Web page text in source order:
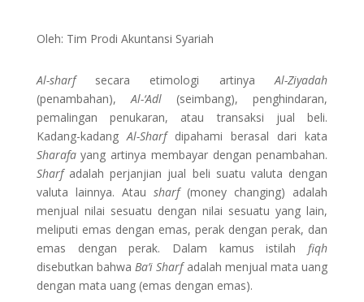
Oleh: Tim Prodi Akuntansi Syariah
Al-sharfsecara etimologi artinyaAl-Ziyadah
(penambahan),Al-‘Adl(seimbang), penghindaran,
pemalingan penukaran, atau transaksi jual beli.
Kadang-kadangAl-Sharfdipahami berasal dari kata
Sharafayang artinya membayar dengan penambahan.
Sharfadalah perjanjian jual beli suatu valuta dengan
valuta lainnya. Atau sharf(money changing) adalah
menjual nilai sesuatu dengan nilai sesuatu yang lain,
meliputi emas dengan emas, perak dengan perak, dan
emas dengan perak. Dalam kamus istilahfiqh
disebutkan bahwaBa’i Sharfadalah menjual mata uang
dengan mata uang (emas dengan emas).